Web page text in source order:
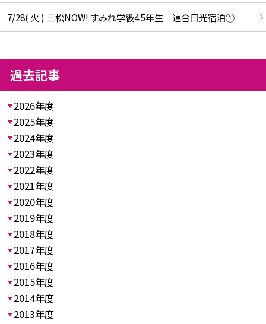
7/28( 火 ) 三松NOW! すみれ学級4.5年生 連合日光宿泊①
過去記事
2026年度
2025年度
2024年度
2023年度
2022年度
2021年度
2020年度
2019年度
2018年度
2017年度
2016年度
2015年度
2014年度
2013年度